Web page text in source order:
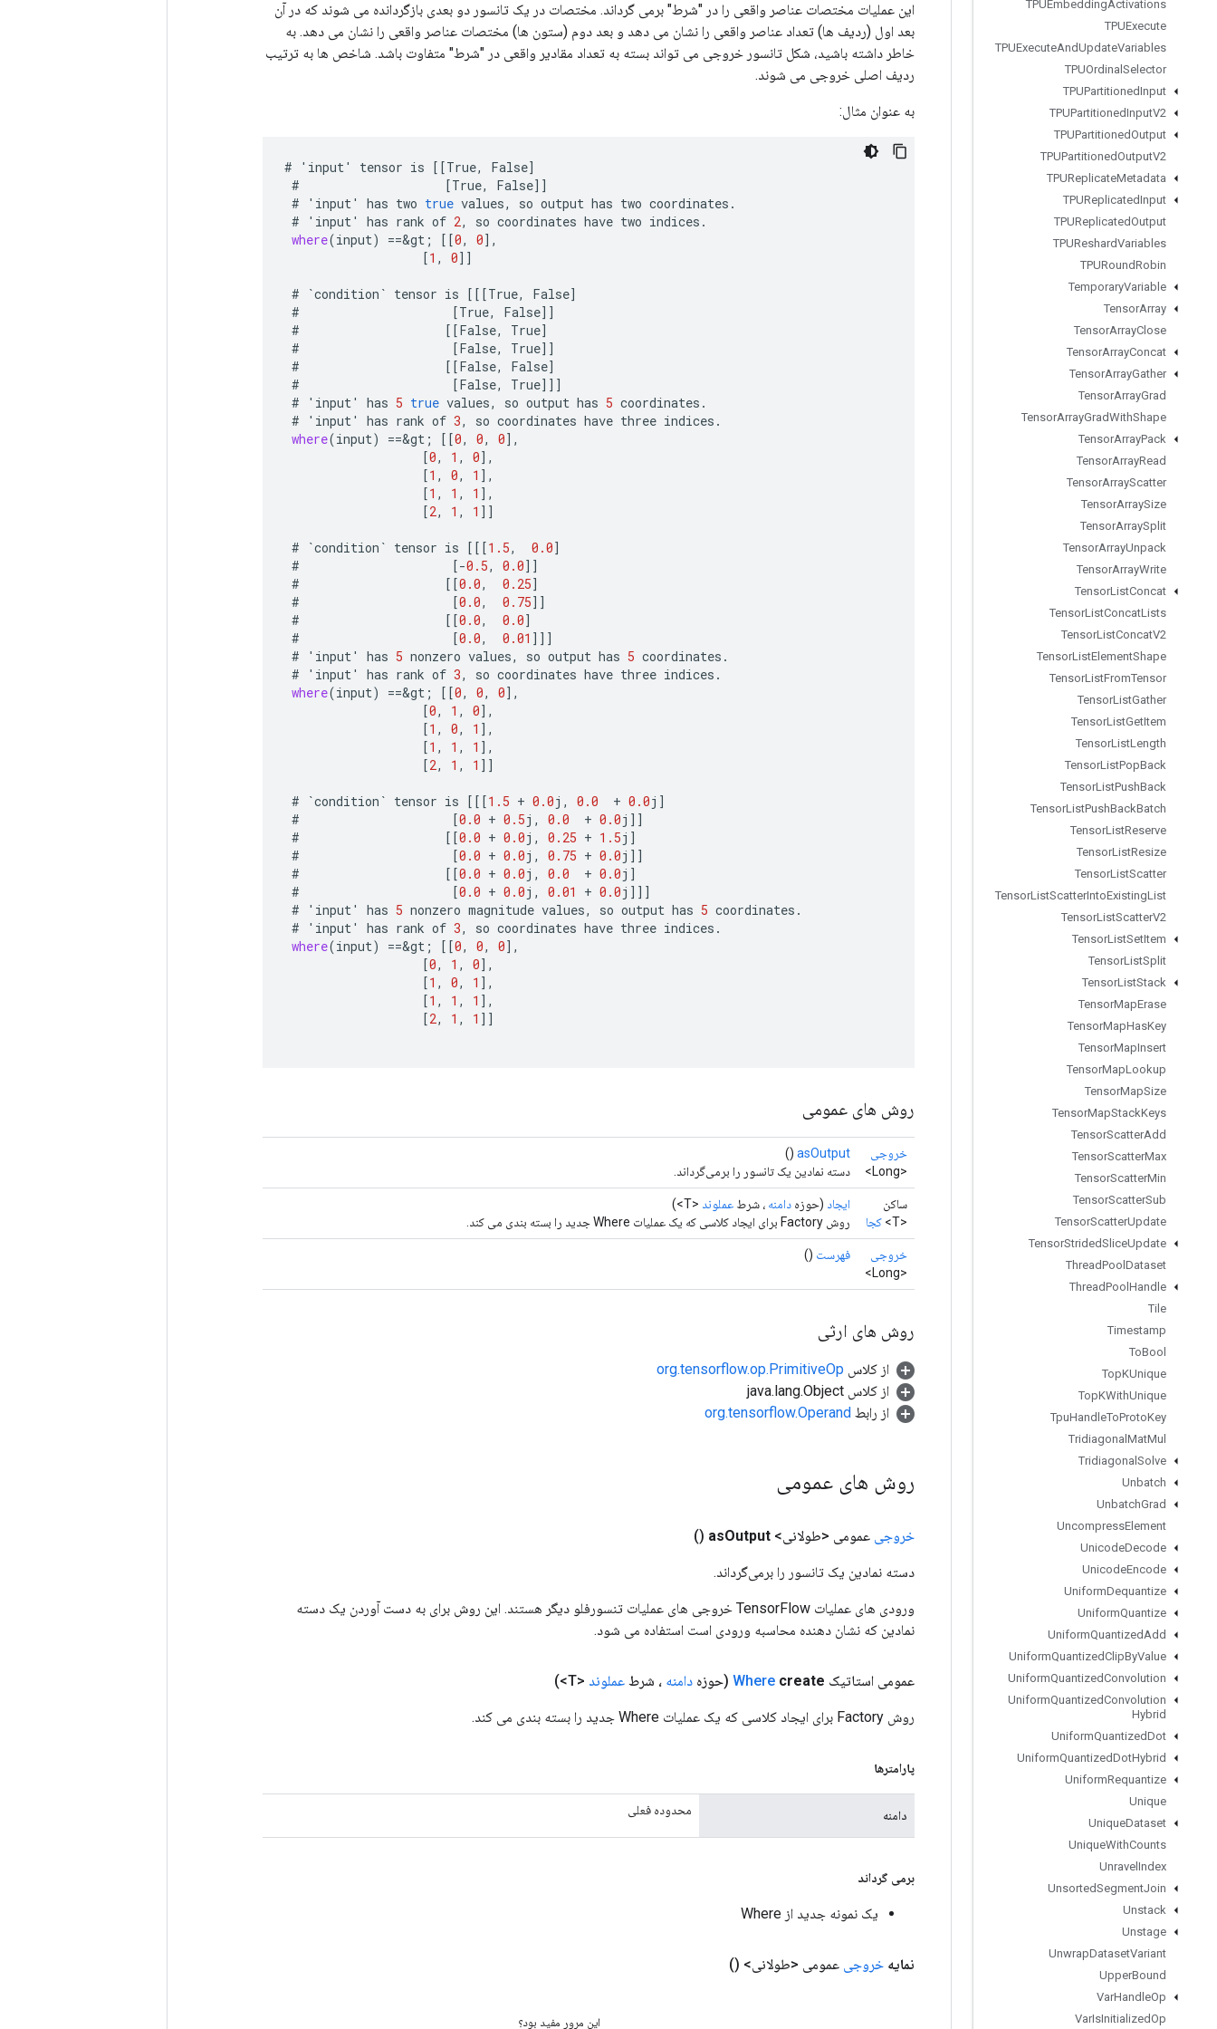
TPUEmbeddingActivations
TPUExecute
TPUExecuteAndUpdateVariables
TPUOrdinal Selector
TPUPartitionedInput
TPUPartitionedInputV2
TPUPartitionedOutput
TPUPartitionedOutputV2
TPUReplicateMetadata
TPUReplicatedInput
TPUReplicatedOutput
TPUReshardVariables
TPURoundRobin
TemporaryVariable
TensorArray
TensorArrayClose
TensorArrayConcat
TensorArrayGather
TensorArrayGrad
TensorArrayGradWithShape
TensorArrayPack
TensorArrayRead
TensorArrayScatter
TensorArraySize
TensorArraySplit
TensorArrayUnpack
TensorArrayWrite
TensorListConcat
TensorListConcatLists
TensorListConcatV2
TensorListElementShape
TensorListFromTensor
TensorListGather
TensorListGetItem
TensorListLength
TensorListPopBack
TensorListPushBack
TensorListPushBackBatch
TensorListReserve
TensorListResize
TensorListScatter
TensorListScatterIntoExistingList
TensorListScatterV2
TensorListSetItem
TensorListSplit
TensorListStack
TensorMapErase
TensorMapHasKey
TensorMapInsert
TensorMapLookup
TensorMapSize
TensorMapStackKeys
TensorScatterAdd
TensorScatterMax
TensorScatterMin
TensorScatterSub
TensorScatterUpdate
TensorStridedSliceUpdate
ThreadPool Dataset
ThreadPool Handle
Tile
Timestamp
ToBool
TopKUnique
TopKWithUnique
TpuHandleToProtoKey
Tridiagonal MatMul
Tridiagonal Solve
Unbatch
UnbatchGrad
UncompressElement
UnicodeDecode
UnicodeEncode
UniformDequantize
UniformQuantize
UniformQuantizedAdd
UniformQuantizedClipByValue
UniformQuantizedConvolution
UniformQuantizedConvolution
Hybrid
UniformQuantizedDot
UniformQuantizedDotHybrid
UniformRequantize
Unique
UniqueDataset
UniqueWithCounts
Unravel Index
UnsortedSegmentJoin
Unstack
Unstage
UnwrapDatasetVariant
UpperBound
VarHandleOp
VarIsInitializedOp
این عملیات مختصات عناصر واقعی را در "شرط" برمی گرداند. مختصات در یک تانسور دو بعدی بازگردانده می شوند که در آن
بعد اول (ردیف ها) تعداد عناصر واقعی را نشان می دهد و بعد دوم (ستون ها) مختصات عناصر واقعی را نشان می دهد. به
خاطر داشته باشید، شکل تانسور خروجی می تواند بسته به تعداد مقادیر واقعی در "شرط" متفاوت باشد. شاخص ها به ترتیب
ردیف اصلی خروجی می شوند.
به عنوان مثال:
# ' input' tensor is [[True, False]
#
[True, False]]
#
' input' has two true values, so output has two coordinates .
#
' input' has rank of 2, so coordinates have two indices .
where(input) ==&gt ; [[0, 0] ,
[1 , 0]]
# `condition ` tensor is [[[True, False]
#
[True, False]]
#
[[False, True]
#
[False, True]]
#
[[False, False]
#
[False, True]]]
#
' input' has 5 true values, so output has 5 coordinates .
#
' input' has rank of 3, so coordinates have three indices .
where(input) ==&gt ; [[0, 0, 0] ,
[0, 1 , 0] ,
[1 , 0, 1 ] ,
[1 , 1 , 1 ] ,
[2, 1 , 1 ]]
# `condition ` tensor is [[[1.5, 0.0]
#
[-0.5, 0.0]]
#
[[0.0, 0.25]
#
[0.0, 0.75]]
#
[[0.0, 0.0]
#
[0.0, 0.01 ]]]
#
' input' has 5 nonzero values, so output has 5 coordinates .
#
' input' has rank of 3, so coordinates have three indices .
where(input) ==&gt ; [[0, 0, 0] ,
[0, 1 , 0] ,
[1 , 0, 1 ] ,
[1 , 1 , 1 ] ,
[2, 1 , 1 ]]
# `condition ` tensor is [[[1.5 + 0.0j , 0.0 + 0.0j ]
#
[0.0 + 0.5j , 0.0 + 0.0j ]]
#
[[0.0 + 0.0j , 0.25 + 1.5j ]
#
[0.0 + 0.0j , 0.75 + 0.0j ]]
#
[[0.0 + 0.0j , 0.0 + 0.0j ]
#
[0.0 + 0.0j , 0.01 + 0.0j ]]]
#
' input' has 5 nonzero magnitude values, so output has 5 coordinates .
#
' input' has rank of 3, so coordinates have three indices .
where(input) ==&gt ; [[0, 0, 0] ,
[0, 1 , 0] ,
[1 , 0, 1 ] ,
[1 , 1 , 1 ] ,
[2, 1 , 1 ]]
روش های عمومی
خروجی
<Long>
asOutput
()
دسته نمادین یک تانسور را برمی‌گرداند.
ساکن
<T>
کجا
ایجاد (حوزه دامنه ، شرط عملوند <T>)
روش Factory برای ایجاد کلاسی که یک عملیات Where جدید را بسته بندی می کند.
خروجی
<Long>
فهرست ()
روش های ارثی
از کلاس org.tensorflow.op.PrimitiveOp
از کلاس java.lang.Object
از رابط org.tensorflow.Operand
روش های عمومی
خروجی عمومی <طولانی> asOutput
()
دسته نمادین یک تانسور را برمی‌گرداند.
ورودی های عملیات TensorFlow خروجی های عملیات تنسورفلو دیگر هستند. این روش برای به دست آوردن یک دسته
نمادین که نشان دهنده محاسبه ورودی است استفاده می شود.
عمومی استاتیک Where create (حوزه دامنه ، شرط عملوند <T>)
روش Factory برای ایجاد کلاسی که یک عملیات Where جدید را بسته بندی می کند.
پارامترها
دامنه محدوده فعلی
برمی گرداند
یک نمونه جدید از Where
نمایه خروجی عمومی <طولانی> ()
این مرور مفید بود؟